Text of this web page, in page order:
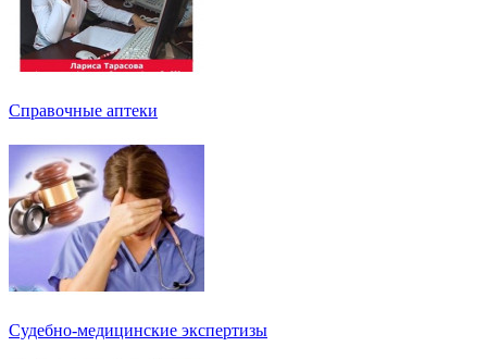
Справочные аптеки
Судебно-медицинские экспертизы